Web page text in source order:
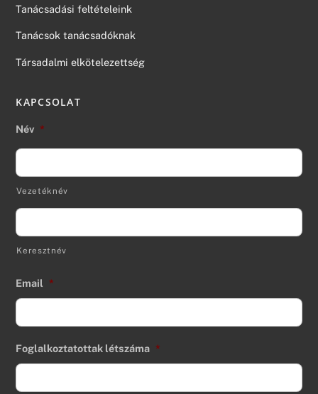
Tanácsadási feltételeink
Tanácsok tanácsadóknak
Társadalmi elkötelezettség
KAPCSOLAT
Név *
Vezetéknév
Keresztnév
Email *
Foglalkoztatottak létszáma *